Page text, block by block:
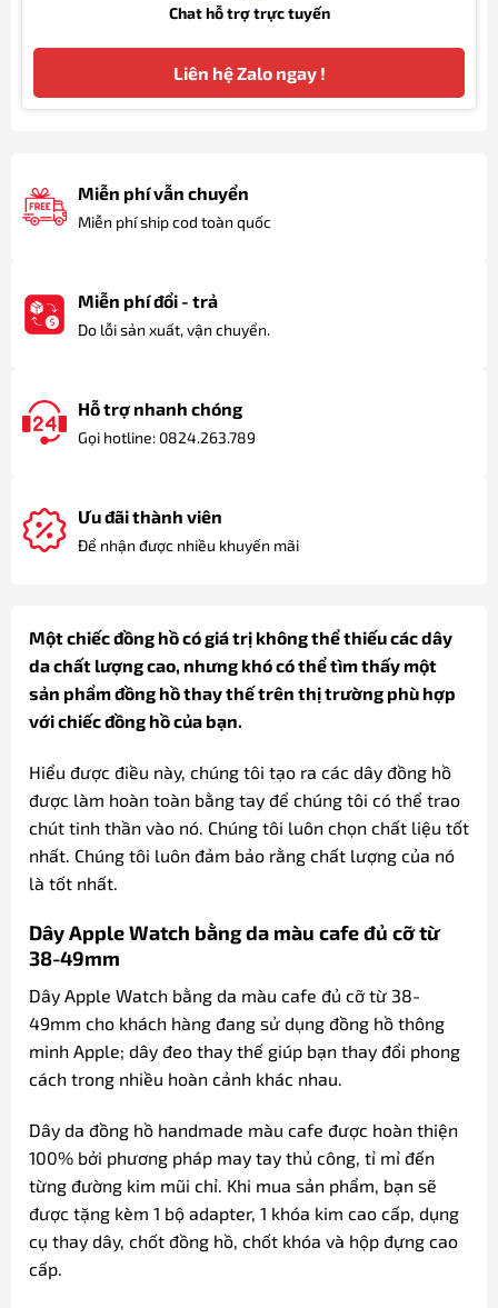
Chat hỗ trợ trực tuyến
Liên hệ Zalo ngay !
Miễn phí vẫn chuyển
Miễn phí ship cod toàn quốc
Miễn phí đổi - trả
Do lỗi sản xuất, vận chuyển.
Hỗ trợ nhanh chóng
Gọi hotline: 0824.263.789
Ưu đãi thành viên
Để nhận được nhiều khuyến mãi
Một chiếc đồng hồ có giá trị không thể thiếu các dây
da chất lượng cao, nhưng khó có thể tìm thấy một
sản phẩm đồng hồ thay thế trên thị trường phù hợp
với chiếc đồng hồ của bạn.
Hiểu được điều này, chúng tôi tạo ra các dây đồng hồ
được làm hoàn toàn bằng tay để chúng tôi có thể trao
chút tinh thần vào nó. Chúng tôi luôn chọn chất liệu tốt
nhất. Chúng tôi luôn đảm bảo rằng chất lượng của nó
là tốt nhất.
Dây Apple Watch bằng da màu cafe đủ cỡ từ
38-49mm
Dây Apple Watch bằng da màu cafe đủ cỡ từ 38-
49mm cho khách hàng đang sử dụng đồng hồ thông
minh Apple; dây đeo thay thế giúp bạn thay đổi phong
cách trong nhiều hoàn cảnh khác nhau.
Dây da đồng hồ handmade màu cafe được hoàn thiện
100% bởi phương pháp may tay thủ công, tỉ mỉ đến
từng đường kim mũi chỉ. Khi mua sản phẩm, bạn sẽ
được tặng kèm 1 bộ adapter, 1 khóa kim cao cấp, dụng
cụ thay dây, chốt đồng hồ, chốt khóa và hộp đựng cao
cấp.